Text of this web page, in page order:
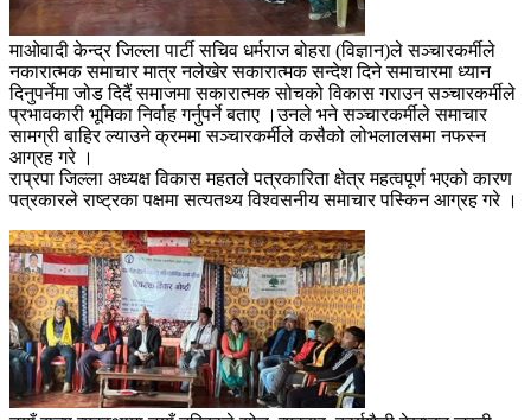
माओवादी केन्द्र जिल्ला पार्टी सचिव धर्मराज बोहरा (विज्ञान)ले सञ्चारकर्मीले
नकारात्मक समाचार मात्र नलेखेर सकारात्मक सन्देश दिने समाचारमा ध्यान
दिनुपर्नेमा जोड दिदैं समाजमा सकारात्मक सोचको विकास गराउन सञ्चारकर्मीले
प्रभावकारी भूमिका निर्वाह गर्नुपर्ने बताए ।उनले भने सञ्चारकर्मीले समाचार
सामग्री बाहिर ल्याउने क्रममा सञ्चारकर्मीले कसैको लोभलालसमा नफस्न
आग्रह गरे ।
राप्रपा जिल्ला अध्यक्ष विकास महतले पत्रकारिता क्षेत्र महत्वपूर्ण भएको कारण
पत्रकारले राष्ट्रका पक्षमा सत्यतथ्य विश्वसनीय समाचार पस्किन आग्रह गरे ।